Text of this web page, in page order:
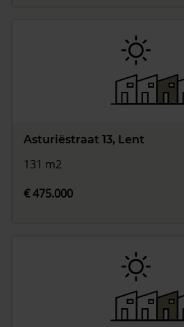
Asturiëstraat 13, Lent
131 m2
€ 475.000